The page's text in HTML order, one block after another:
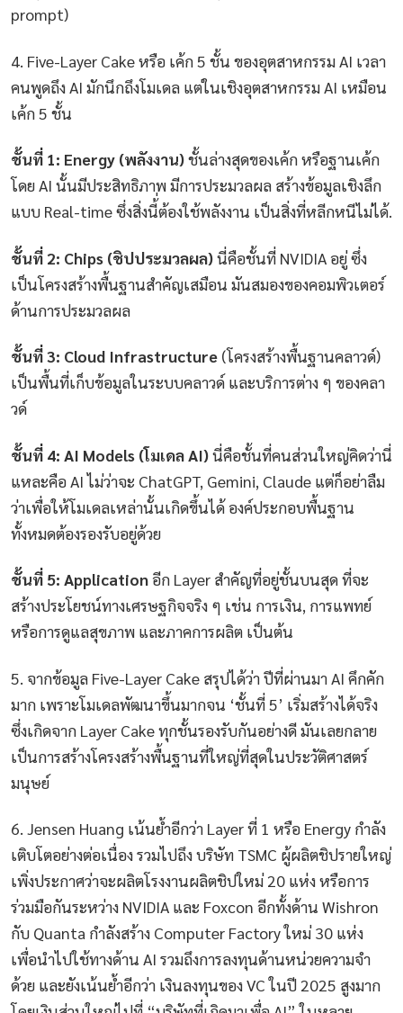
prompt)
4. Five-Layer Cake หรือ เค้ก 5 ชั้น ของอุตสาหกรรม AI เวลา
คนพูดถึง AI มักนึกถึงโมเดล แต่ในเชิงอุตสาหกรรม AI เหมือน
เค้ก 5 ชั้น
ชั้นที่ 1: Energy (พลังงาน)ชั้นล่างสุดของเค้ก หรือฐานเค้ก
โดย AI นั้นมีประสิทธิภาพ มีการประมวลผล สร้างข้อมูลเชิงลึก
แบบ Real-time ซึ่งสิ่งนี้่ต้องใช้พลังงาน เป็นสิ่งที่หลีกหนีไม่ได้.
ชั้นที่ 2: Chips (ชิปประมวลผล)นี่คือชั้นที่ NVIDIA อยู่ ซึ่ง
เป็นโครงสร้างพื้นฐานสำคัญเสมือน มันสมองของคอมพิวเตอร์
ด้านการประมวลผล
ชั้นที่ 3: Cloud Infrastructure (โครงสร้างพื้นฐานคลาวด์)
เป็นพื้นที่เก็บข้อมูลในระบบคลาวด์ และบริการต่าง ๆ ของคลา
วด์
ชั้นที่ 4: AI Models (โมเดล AI)นี่คือชั้นที่คนส่วนใหญ่คิดว่านี่
แหละคือ AI ไม่ว่าจะ ChatGPT, Gemini, Claude แต่ก็อย่าลืม
ว่าเพื่อให้โมเดลเหล่านั้นเกิดขึ้นได้ องค์ประกอบพื้นฐาน
ทั้งหมดต้องรองรับอยู่ด้วย
ชั้นที่ 5: Applicationอีก Layer สำคัญที่อยู่ชั้นบนสุด ที่จะ
สร้างประโยชน์ทางเศรษฐกิจจริง ๆ เช่น การเงิน, การแพทย์
หรือการดูแลสุขภาพ และภาคการผลิต เป็นต้น
5. จากข้อมูล Five-Layer Cake สรุปได้ว่า ปีที่ผ่านมา AI คึกคัก
มาก เพราะโมเดลพัฒนาขึ้นมากจน ‘ชั้นที่ 5’ เริ่มสร้างได้จริง
ซึ่งเกิดจาก Layer Cake ทุกชั้นรองรับกันอย่างดี มันเลยกลาย
เป็นการสร้างโครงสร้างพื้นฐานที่ใหญ่ที่สุดในประวัติศาสตร์
มนุษย์
6. Jensen Huang เน้นย้ำอีกว่า Layer ที่ 1 หรือ Energy กำลัง
เติบโตอย่างต่อเนื่อง รวมไปถึง บริษัท TSMC ผู้ผลิตชิปรายใหญ่
เพิ่งประกาศว่าจะผลิตโรงงานผลิตชิปใหม่ 20 แห่ง หรือการ
ร่วมมือกันระหว่าง NVIDIA และ Foxcon อีกทั้งด้าน Wishron
กับ Quanta กำลังสร้าง Computer Factory ใหม่ 30 แห่ง
เพื่อนำไปใช้ทางด้าน AI รวมถึงการลงทุนด้านหน่วยความจำ
ด้วย และยังเน้นย้ำอีกว่า เงินลงทุนของ VC ในปี 2025 สูงมาก